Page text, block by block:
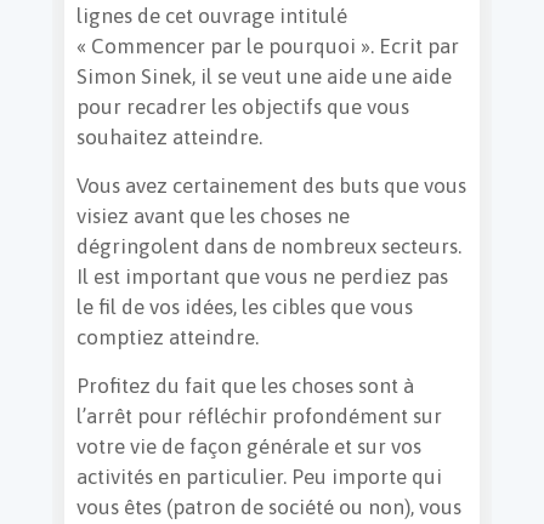
lignes de cet ouvrage intitulé
« Commencer par le pourquoi ». Ecrit par
Simon Sinek, il se veut une aide une aide
pour recadrer les objectifs que vous
souhaitez atteindre.
Vous avez certainement des buts que vous
visiez avant que les choses ne
dégringolent dans de nombreux secteurs.
Il est important que vous ne perdiez pas
le fil de vos idées, les cibles que vous
comptiez atteindre.
Profitez du fait que les choses sont à
l’arrêt pour réfléchir profondément sur
votre vie de façon générale et sur vos
activités en particulier. Peu importe qui
vous êtes (patron de société ou non), vous